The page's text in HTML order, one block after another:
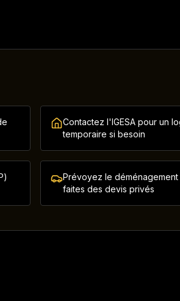
Contactez l'IGESA pour un
temporaire si besoin
Prévoyez le déménagement
faites des devis privés